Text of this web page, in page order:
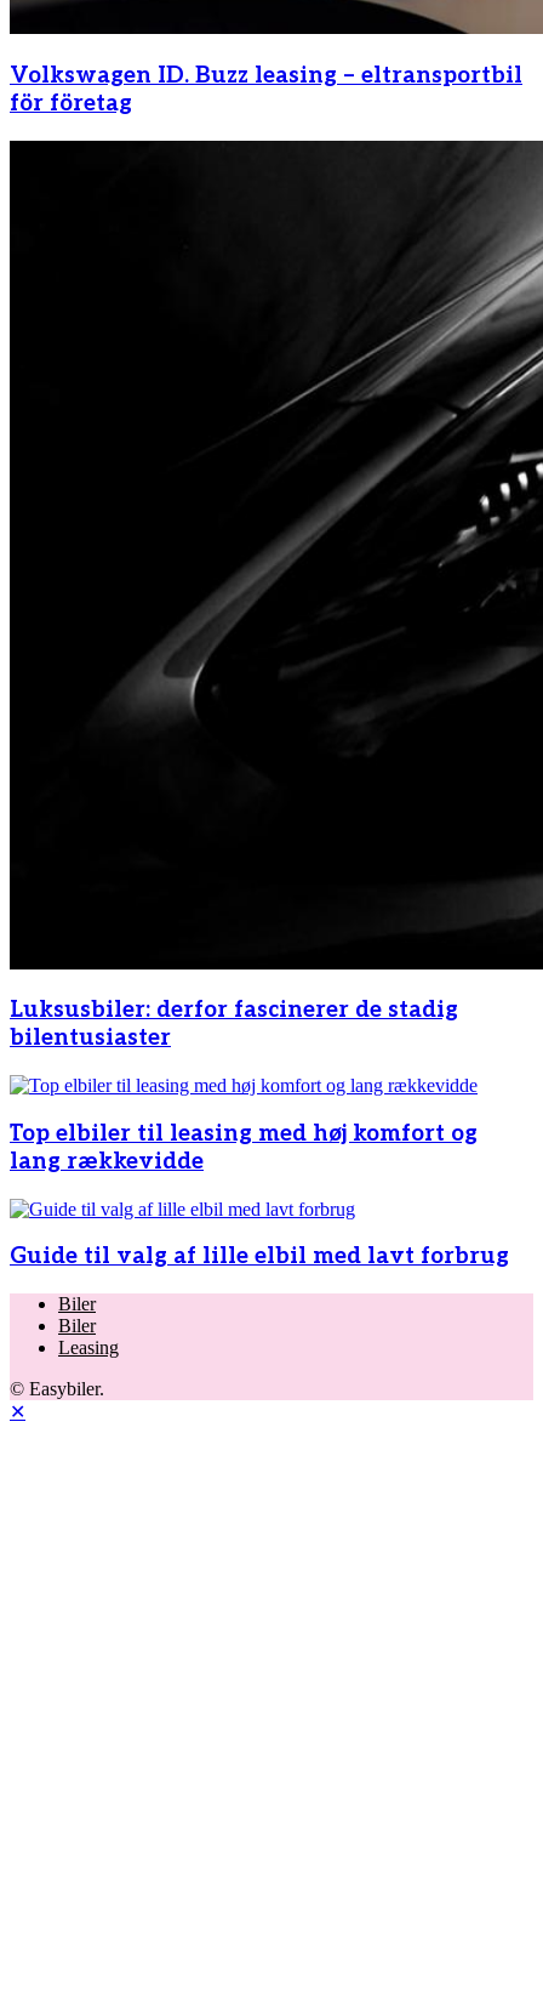
Volkswagen ID. Buzz leasing – eltransportbil
för företag
Luksusbiler: derfor fascinerer de stadig
bilentusiaster
Top elbiler til leasing med høj komfort og
lang rækkevidde
Guide til valg af lille elbil med lavt forbrug
Biler
Biler
Leasing
© Easybiler.
✕